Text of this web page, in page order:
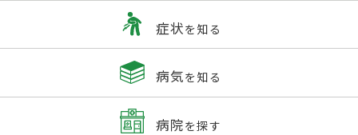
症状を知る
病気を知る
病院を探す